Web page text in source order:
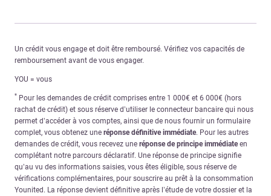
Un crédit vous engage et doit être remboursé. Vérifiez vos capacités de
remboursement avant de vous engager.
YOU = vous
* Pour les demandes de crédit comprises entre 1 000€ et 6 000€ (hors
rachat de crédit) et sous réserve d’utiliser le connecteur bancaire qui nous
permet d’accéder à vos comptes, ainsi que de nous fournir un formulaire
complet, vous obtenez une réponse définitive immédiate. Pour les autres
demandes de crédit, vous recevez une réponse de principe immédiateen
complétant notre parcours déclaratif. Une réponse de principe signifie
qu’au vu des informations saisies, vous êtes éligible, sous réserve de
vérifications complémentaires, pour souscrire au prêt à la consommation
Younited. La réponse devient définitive après l’étude de votre dossier et la